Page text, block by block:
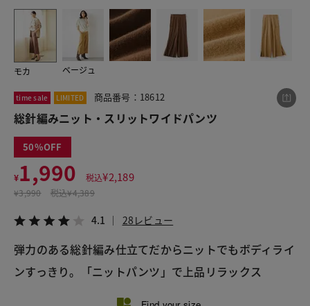
モカ ベージュ
1
time sale LIMITED 商品番号：18612
総針編みニット・スリットワイドパンツ
50
¥1,990 税込¥2,189
¥3,990 税込¥4,389
4.1 28レビュー
弾力のある総針編み仕立てだからニットでもボディライ
ンすっきり。「ニットパンツ」で上品リラックス
この商品をシェアする
¥1,990 税込¥2,189
LINE X メール